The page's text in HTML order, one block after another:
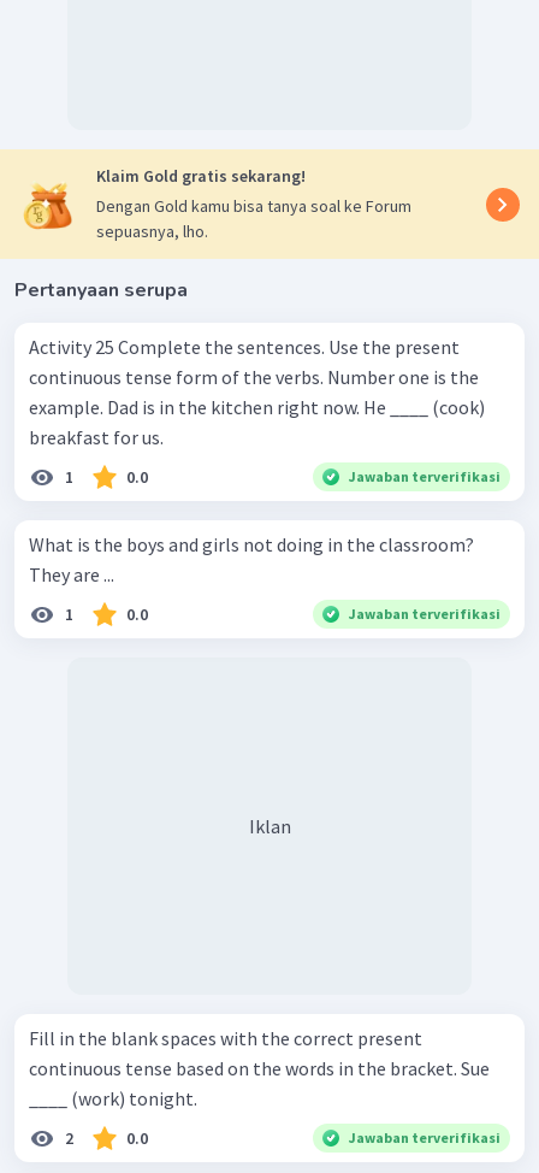
Klaim Gold gratis sekarang!
Dengan Gold kamu bisa tanya soal ke Forum
sepuasnya, lho.
Pertanyaan serupa
Activity 25 Complete the sentences. Use the present
continuous tense form of the verbs. Number one is the
example. Dad is in the kitchen right now. He ____ (cook)
breakfast for us.
1 0.0 Jawaban terverifikasi
What is the boys and girls not doing in the classroom?
They are ...
1 0.0 Jawaban terverifikasi
Iklan
Fill in the blank spaces with the correct present
continuous tense based on the words in the bracket. Sue
____ (work) tonight.
2 0.0 Jawaban terverifikasi